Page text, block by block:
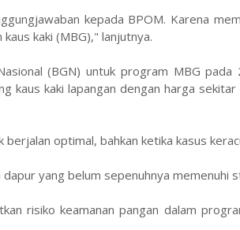
kepada BPOM. Karena
kaki (MBG)," lanjutnya.
(BGN) untuk program MBG pada
kaus kaki lapangan dengan harga
optimal, bahkan ketika kasus
yang belum sepenuhnya memenuhi
risiko keamanan pangan dalam